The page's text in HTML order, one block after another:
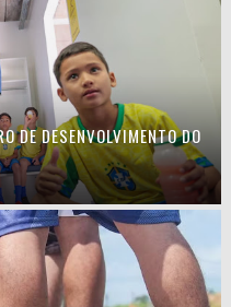
DE DESENVOLVIMENTO DO